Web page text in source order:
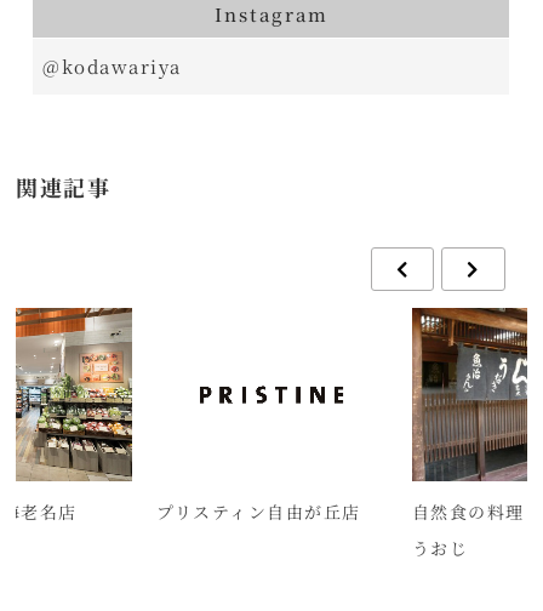
Instagram
@kodawariya
関連記事
老名店 プリスティン自由が丘店
自然食の料理
うおじ